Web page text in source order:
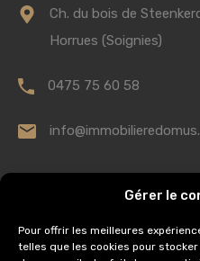
Gérer le
Pour offrir les meilleures
telles que les cookies pour
Ch. du bois de
Horrues (Soignies)
0475 75 60 58
AUTORITÉ DE SURVEILLANCE
Institut Professionnel des
Rue du Luxembourg 16